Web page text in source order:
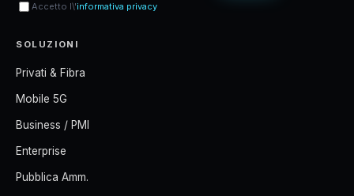
Accetto l\'informativa privacy
SOLUZIONI
Privati & Fibra
Mobile 5G
Business / PMI
Enterprise
Pubblica Amm.